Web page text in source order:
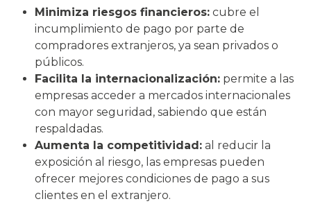
Minimiza riesgos financieros: cubre el
incumplimiento de pago por parte de
compradores extranjeros, ya sean privados o
públicos.
Facilita la internacionalización: permite a las
empresas acceder a mercados internacionales
con mayor seguridad, sabiendo que están
respaldadas.
Aumenta la competitividad: al reducir la
exposición al riesgo, las empresas pueden
ofrecer mejores condiciones de pago a sus
clientes en el extranjero.